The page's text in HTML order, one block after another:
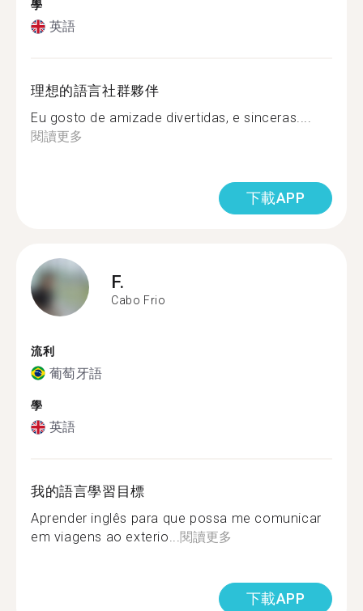
學
英語
理想的語言社群夥伴
Eu gosto de amizade divertidas, e sinceras....
閱讀更多
下載APP
F.
Cabo Frio
流利
葡萄牙語
學
英語
我的語言學習目標
Aprender inglês para que possa me comunicar
em viagens ao exterio...閱讀更多
下載APP